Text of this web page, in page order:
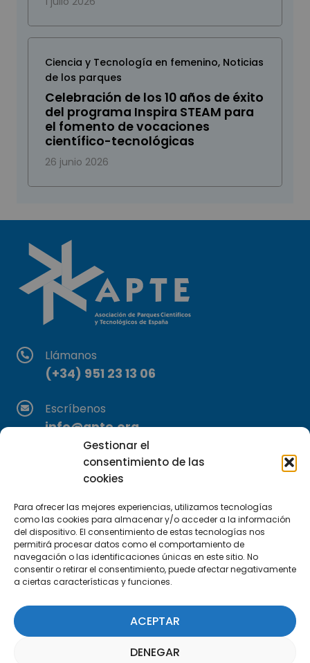
Gestionar el
consentimiento de las
cookies
Para ofrecer las mejores experiencias, utilizamos tecnologías
como las cookies para almacenar y/o acceder a la información
del dispositivo. El consentimiento de estas tecnologías nos
permitirá procesar datos como el comportamiento de
navegación o las identificaciones únicas en este sitio. No
consentir o retirar el consentimiento, puede afectar negativamente
a ciertas características y funciones.
ACEPTAR
DENEGAR
Ciencia y Tecnología en femenino, Noticias
de los parques
Celebración de los 10 años de éxito
del programa Inspira STEAM para
el fomento de vocaciones
científico-tecnológicas
26 junio 2026
Llámanos
(+34) 951 23 13 06
Escríbenos
info@apte.org
Encuéntranos
C/Marie Curie, 35
Suscríbete a nuestra Newsletter
SUSCRÍBETE AQUÍ